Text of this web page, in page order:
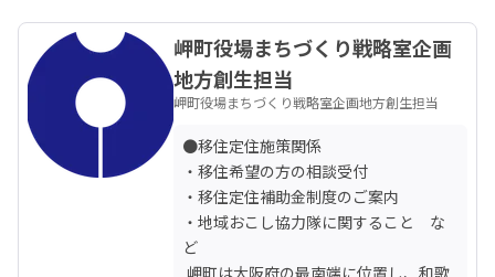
岬町役場まちづくり戦略室企画
地方創生担当
岬町役場まちづくり戦略室企画地方創生担当
●移住定住施策関係
・移住希望の方の相談受付
・移住定住補助金制度のご案内
・地域おこし協力隊に関すること　な
ど